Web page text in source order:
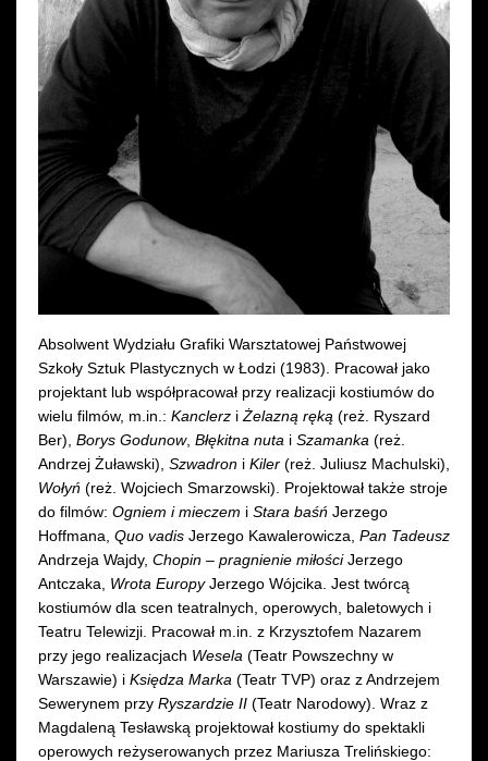
Wynajem kostiumów
Wynajem rekwizytów
Fundusze unijne
Dotacje celowe
Absolwent Wydziału Grafiki Warsztatowej Państwowej
Szkoły Sztuk Plastycznych w Łodzi (1983). Pracował jako
projektant lub współpracował przy realizacji kostiumów do
wielu filmów, m.in.: Kanclerz i Żelazną ręką (reż. Ryszard
Ber), Borys Godunow, Błękitna nuta i Szamanka (reż.
Andrzej Żuławski), Szwadron i Kiler (reż. Juliusz Machulski),
Wołyń (reż. Wojciech Smarzowski). Projektował także stroje
do filmów: Ogniem i mieczem i Stara baśń Jerzego
Hoffmana, Quo vadis Jerzego Kawalerowicza, Pan Tadeusz
Andrzeja Wajdy, Chopin – pragnienie miłościJerzego
Antczaka, Wrota EuropyJerzego Wójcika. Jest twórcą
kostiumów dla scen teatralnych, operowych, baletowych i
Teatru Telewizji. Pracował m.in. z Krzysztofem Nazarem
przy jego realizacjach Wesela (Teatr Powszechny w
Warszawie) i Księdza Marka (Teatr TVP) oraz z Andrzejem
Sewerynem przy Ryszardzie II (Teatr Narodowy). Wraz z
Magdaleną Tesławską projektował kostiumy do spektakli
operowych reżyserowanych przez Mariusza Trelińskiego: